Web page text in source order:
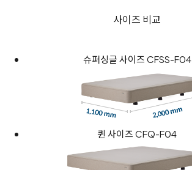
사이즈 비교
슈퍼싱글 사이즈 CFSS-F04
퀸 사이즈 CFQ-F04